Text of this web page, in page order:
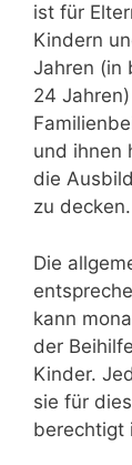
ist für
Kindern
Jahren (in
24
und ihnen
die
zu decken.
Die
kann
der
Kinder.
sie für
berechtigt